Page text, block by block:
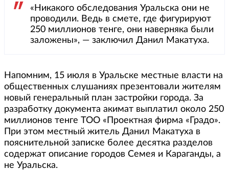
«Никакого обследования Уральска они не
проводили. Ведь в смете, где фигурируют
250 миллионов тенге, они наверняка были
заложены», — заключил Данил Макатуха.
Напомним, 15 июля в Уральске местные власти на
общественных слушаниях презентовали жителям
новый генеральный план застройки города. За
разработку документа акимат выплатил около 250
миллионов тенге ТОО «Проектная фирма «Градо».
При этом местный житель Данил Макатуха в
пояснительной записке более десятка разделов
содержат описание городов Семея и Караганды, а
не Уральска.